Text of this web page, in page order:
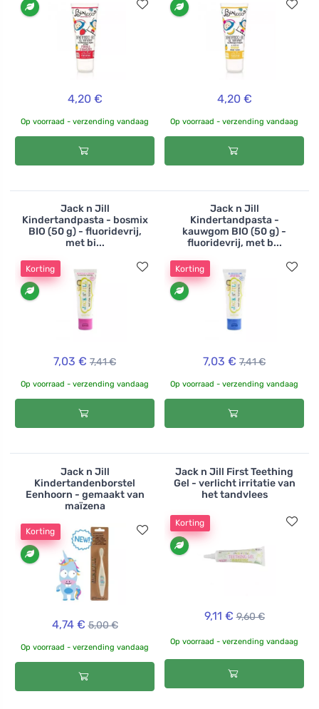
4,20 €
Op voorraad - verzending vandaag
4,20 €
Op voorraad - verzending vandaag
Jack n Jill
Kindertandpasta - bosmix
BIO (50 g) - fluoridevrij,
met bi...
Korting
7,03 € 7,41 €
Op voorraad - verzending vandaag
Jack n Jill
Kindertandpasta -
kauwgom BIO (50 g) -
fluoridevrij, met b...
Korting
7,03 € 7,41 €
Op voorraad - verzending vandaag
Jack n Jill
Kindertandenborstel
Eenhoorn - gemaakt van
maïzena
Korting
4,74 € 5,00 €
Op voorraad - verzending vandaag
Jack n Jill First Teething
Gel - verlicht irritatie van
het tandvlees
Korting
9,11 € 9,60 €
Op voorraad - verzending vandaag